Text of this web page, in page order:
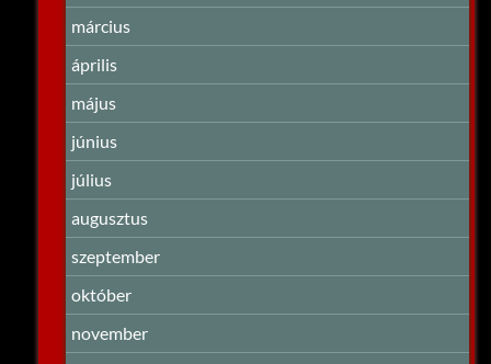
március
április
május
június
július
augusztus
szeptember
október
november